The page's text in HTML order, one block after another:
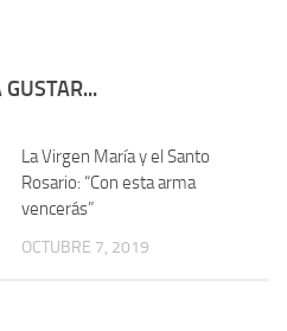
La Virgen María y el Santo
Rosario: “Con esta arma
vencerás”
OCTUBRE 7, 2019